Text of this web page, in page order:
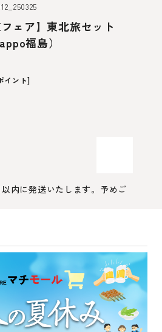
ェア】東北旅セット
福島）
イント]
内に発送いたします。予めご